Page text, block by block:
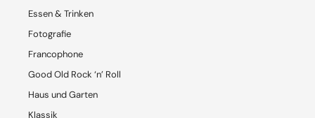
Essen & Trinken
Fotografie
Francophone
Good Old Rock ‘n’ Roll
Haus und Garten
Klassik